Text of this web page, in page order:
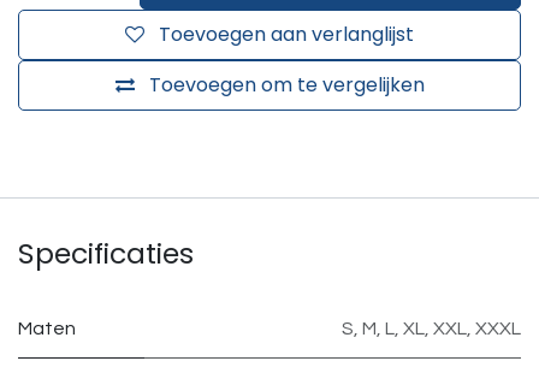
Toevoegen om te vergelijken
Toevoegen aan verlanglijst
Specificaties
Maten S M L XL XXL XXXL